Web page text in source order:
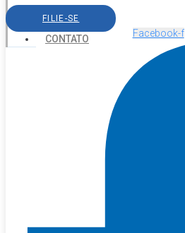
SERVIÇOS
AGENDA
CONTATO
FILIE-SE
Facebook-f